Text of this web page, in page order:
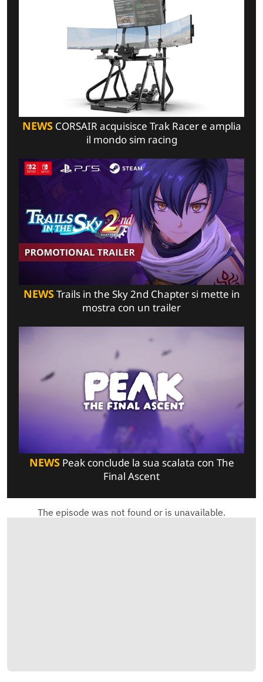
NEWSCORSAIR acquisisce Trak Racer e amplia
il mondo sim racing
NEWSTrails in the Sky 2nd Chapter si mette in
mostra con un trailer
NEWSPeak conclude la sua scalata con The
Final Ascent